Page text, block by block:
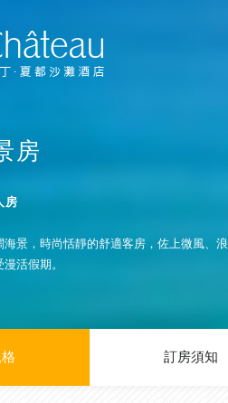
房
房
海景，時尚恬靜的舒適客房，佐上微風、浪
活假期。
訂房須知